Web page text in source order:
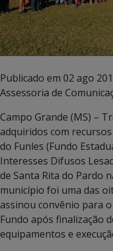
Publicado em 02 ago
Assessoria de
Campo Grande (MS) –
adquiridos com
do Funles (Fundo
Interesses Difusos
de Santa Rita do Pardo
município foi uma das
assinou convênio para
Fundo após finalização
equipamentos e